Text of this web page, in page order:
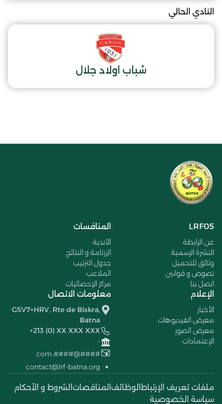
النادي الحالي
شباب اولاد جلال
LRF05
عن الرابطة
النشرة الرسمية
وثائق للتحميل
نصوص و قوانين
اتصل بنا
المنافسات
الأندية
الرزنامة و النتائج
جدول الترتيب
الملاعب
مركز الإحصائيات
الإعلام
الأخبار
معرض الفيديوهات
معرض الصور
الإعتمادات
معلومات الاتصال
G5V7+HRV, Rte de Biskra,
Batna
+213 (0) XX XXX XXX
-
####@####.com
contact@lrf-batna.org
ملفات تعريف الإرتباط الوظائف المناقصات الشروط و الأحكام
سياسة الخصوصية